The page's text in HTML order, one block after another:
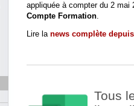
appliquée à compter du 2 mai
Compte Formation.
Lire la news complète
Tous